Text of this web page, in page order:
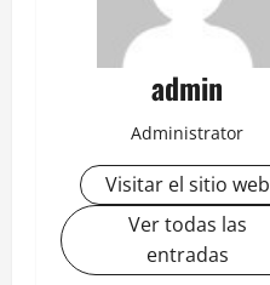
admin
Administrator
Visitar el sitio web
Ver todas las
entradas